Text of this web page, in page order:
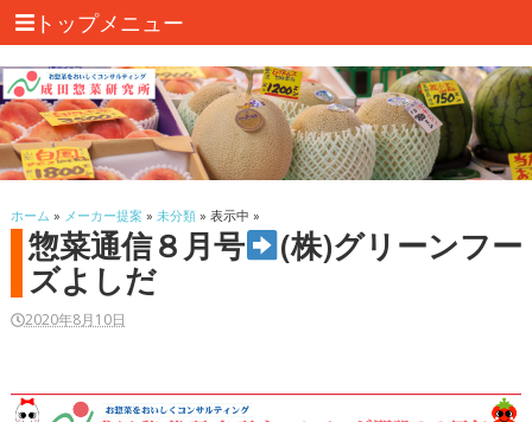
トップメニュー
ホーム » メーカー提案 » 未分類» 表示中 »
惣菜通信８月号
(株)グリーンフー
ズよしだ
2020年8月10日